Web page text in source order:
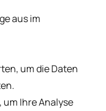
aus im
um die Daten
um Ihre Analyse